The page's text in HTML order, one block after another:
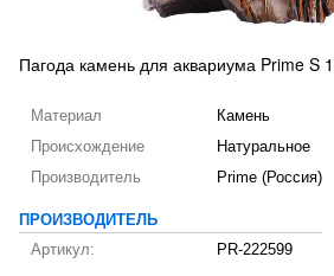
Пагода камень для аквариума Prime S
Материал
Камень
Происхождение
Натуральное
Производитель
Prime (Россия)
ПРОИЗВОДИТЕЛЬ
Артикул:
PR-222599